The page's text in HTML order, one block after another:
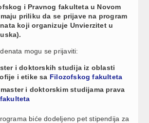
i Pravnog fakulteta u Novom
priliku da se prijave na program
koji organizuje Unvierzitet u
mogu se prijaviti:
i doktorskih studija iz oblasti
i etike sa Filozofskog fakulteta
i doktorskim studijama prava
biće dodeljeno pet stipendija za